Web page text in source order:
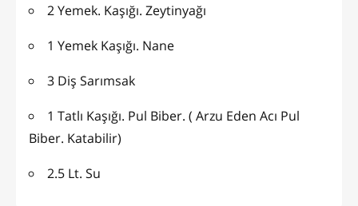
2 Yemek. Kaşığı. Zeytinyağı
1 Yemek Kaşığı. Nane
3 Diş Sarımsak
1 Tatlı Kaşığı. Pul Biber. ( Arzu Eden Acı Pul
Biber. Katabilir)
2.5 Lt. Su